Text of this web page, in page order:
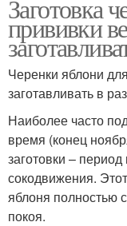
Заготовка
прививки
Черенки яблони
заготавливать в
Наиболее часто
время (конец
заготовки –
сокодвижения.
яблоня полностью
покоя.